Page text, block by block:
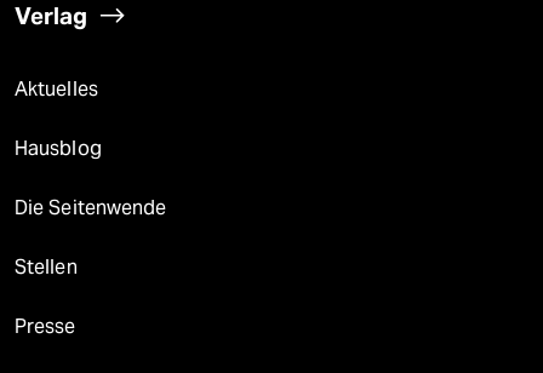
Verlag
Aktuelles
Hausblog
Die Seitenwende
Stellen
Presse